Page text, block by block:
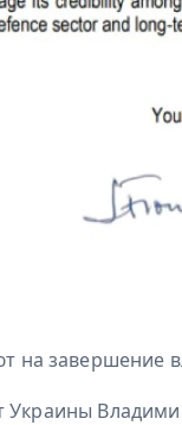
на завершение